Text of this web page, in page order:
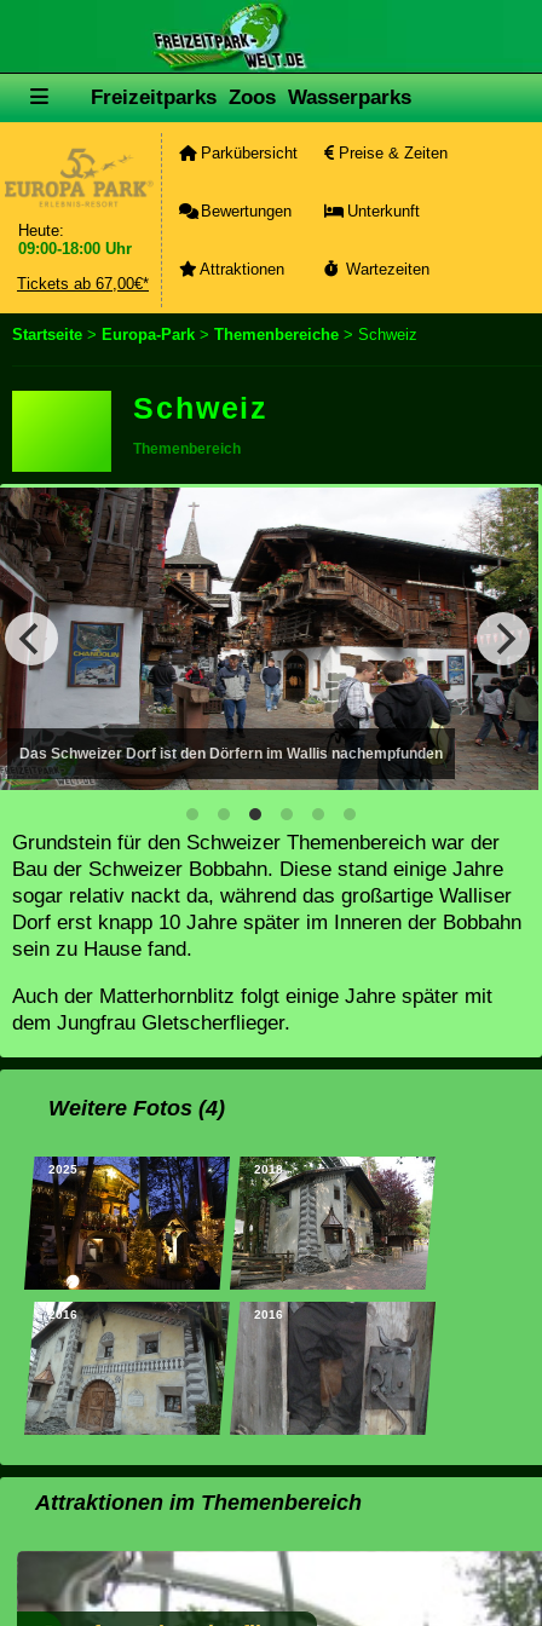
Freizeitparks Zoos Wasserparks
Heute:
09:00-18:00 Uhr
Tickets ab 67,00€*
Parkübersicht Preise & Zeiten
Bewertungen Unterkunft
Attraktionen Wartezeiten
Startseite > Europa-Park > Themenbereiche > Schweiz
Schweiz
Themenbereich
Das Schweizer Dorf ist den Dörfern im Wallis nachempfunden
Grundstein für den Schweizer Themenbereich war der
Bau der Schweizer Bobbahn. Diese stand einige Jahre
sogar relativ nackt da, während das großartige Walliser
Dorf erst knapp 10 Jahre später im Inneren der Bobbahn
sein zu Hause fand.
Auch der Matterhornblitz folgt einige Jahre später mit
dem Jungfrau Gletscherflieger.
Weitere Fotos (4)
2025 2018
2016 2016
Attraktionen im Themenbereich